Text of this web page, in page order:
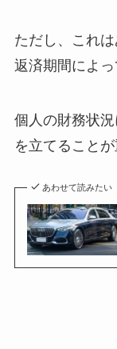
ただし、これ
返済期間によっ
個人の財務状
を立てることが
あわせて読みたい